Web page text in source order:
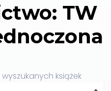
TW
książek